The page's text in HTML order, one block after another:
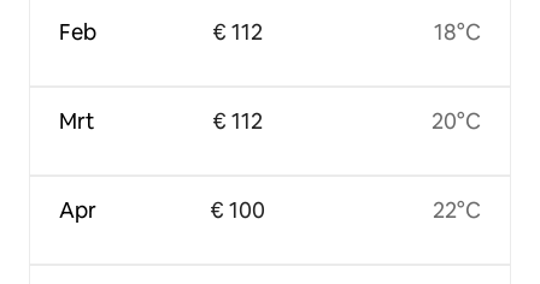
Feb
Mrt
Apr
€ 112
€ 112
€ 100
18°C
20°C
22°C